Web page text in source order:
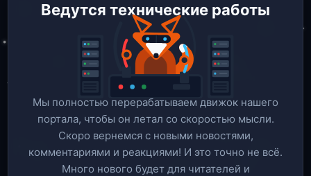
Ведутся технические работы
Мы полностью перерабатываем движок нашего
портала, чтобы он летал со скоростью мысли.
Скоро вернемся c новыми новостями,
комментариями и реакциями! И это точно не всё.
Много нового будет для читателей и